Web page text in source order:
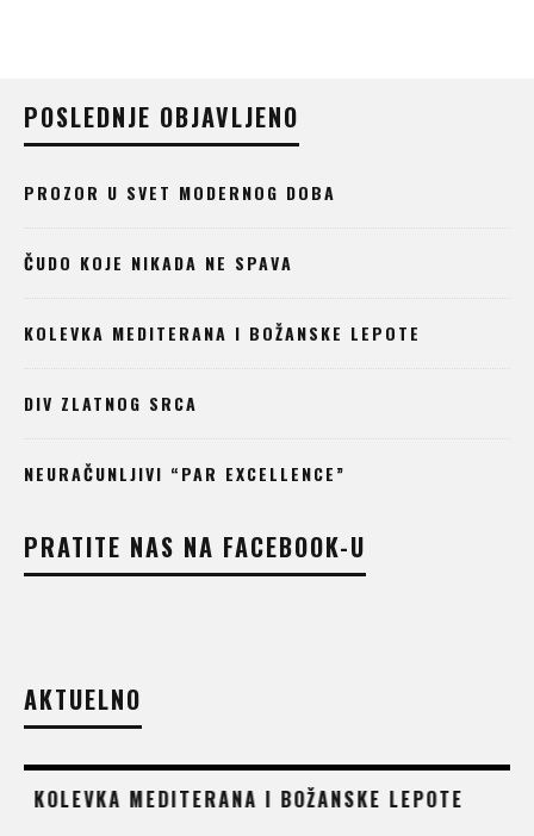
POSLEDNJE OBJAVLJENO
PROZOR U SVET MODERNOG DOBA
ČUDO KOJE NIKADA NE SPAVA
KOLEVKA MEDITERANA I BOŽANSKE LEPOTE
DIV ZLATNOG SRCA
NEURAČUNLJIVI “PAR EXCELLENCE”
PRATITE NAS NA FACEBOOK-U
AKTUELNO
DIV ZLATNOG SRCA